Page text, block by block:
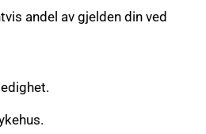
andel av gjelden din ved